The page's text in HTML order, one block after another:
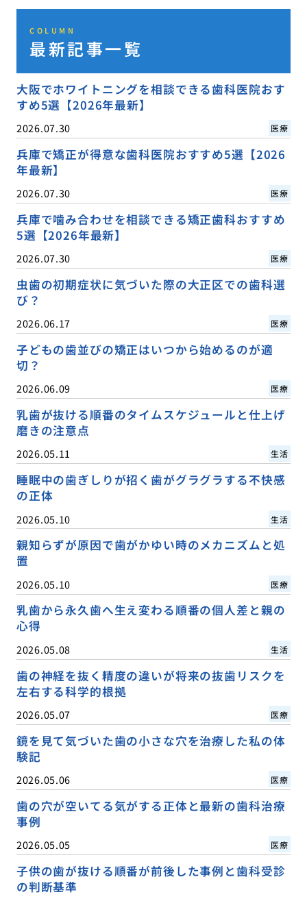
COLUMN
最新記事一覧
大阪でホワイトニングを相談できる歯科医院おす
すめ5選【2026年最新】
2026.07.30 医療
兵庫で矯正が得意な歯科医院おすすめ5選【2026
年最新】
2026.07.30 医療
兵庫で噛み合わせを相談できる矯正歯科おすすめ
5選【2026年最新】
2026.07.30 医療
虫歯の初期症状に気づいた際の大正区での歯科選
び？
2026.06.17 医療
子どもの歯並びの矯正はいつから始めるのが適
切？
2026.06.09 医療
乳歯が抜ける順番のタイムスケジュールと仕上げ
磨きの注意点
2026.05.11 生活
睡眠中の歯ぎしりが招く歯がグラグラする不快感
の正体
2026.05.10 生活
親知らずが原因で歯がかゆい時のメカニズムと処
置
2026.05.10 医療
乳歯から永久歯へ生え変わる順番の個人差と親の
心得
2026.05.08 生活
歯の神経を抜く精度の違いが将来の抜歯リスクを
左右する科学的根拠
2026.05.07 医療
鏡を見て気づいた歯の小さな穴を治療した私の体
験記
2026.05.06 医療
歯の穴が空いてる気がする正体と最新の歯科治療
事例
2026.05.05 医療
子供の歯が抜ける順番が前後した事例と歯科受診
の判断基準